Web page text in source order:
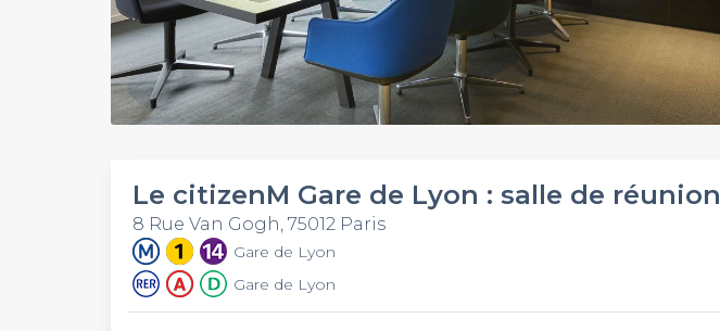
Le citizenM Gare de Lyon : salle de réunion
8 Rue Van Gogh, 75012 Paris
Gare de Lyon
Gare de Lyon